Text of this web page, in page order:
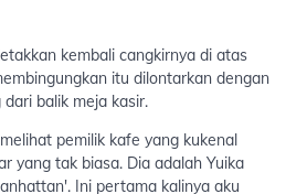
kembali cangkirnya di atas
itu dilontarkan dengan
balik meja kasir.
pemilik kafe yang kukenal
yang tak biasa. Dia adalah Yuika
Ini pertama kalinya aku